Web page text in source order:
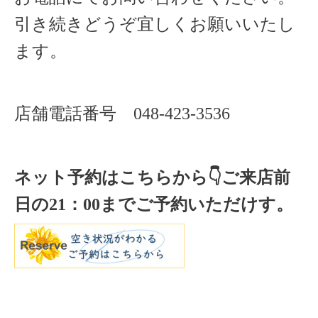
引き続きどうぞ宜しくお願いいたし
ます。
店舗電話番号 048-423-3536
ネット予約はこちらから👇ご来店前
日の21 ： 00までご予約いただけす。